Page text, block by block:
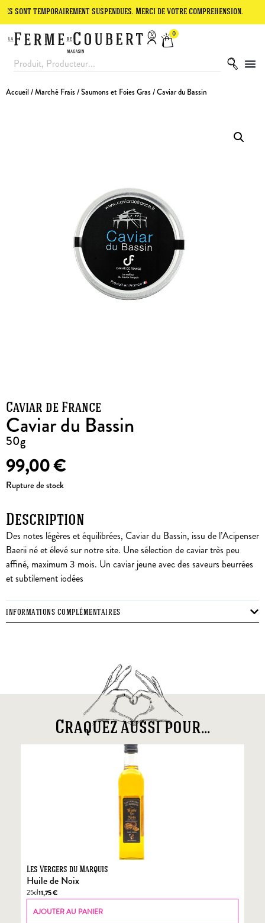
suspendues. Merci de votre compréhension. Le site
0
Accueil /Marché Frais/Saumons et Foies Gras/ Caviar du Bassin
Caviar de France
Caviar du Bassin
50g
99,00€
Rupture de stock
Description
Des notes légères et équilibrées, Caviar du Bassin, issu de l’Acipenser
Baerii né et élevé sur notre site. Une sélection de caviar très peu
affiné, maximum 3 mois. Un caviar jeune avec des saveurs beurrées
et subtilement iodées
INFORMATIONS COMPLÉMENTAIRES
Craquez aussi pour...
Les Vergers du Marquis
Huile de Noix
25cl11,75€
AJOUTER AU PANIER